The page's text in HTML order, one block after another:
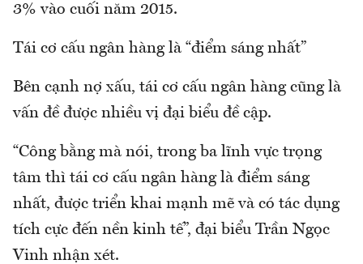
3% vào cuối năm 2015.
Tái cơ cấu ngân hàng là “điểm sáng nhất”
Bên cạnh nợ xấu, tái cơ cấu ngân hàng cũng là
vấn đề được nhiều vị đại biểu đề cập.
“Công bằng mà nói, trong ba lĩnh vực trọng
tâm thì tái cơ cấu ngân hàng là điểm sáng
nhất, được triển khai mạnh mẽ và có tác dụng
tích cực đến nền kinh tế”, đại biểu Trần Ngọc
Vinh nhận xét.